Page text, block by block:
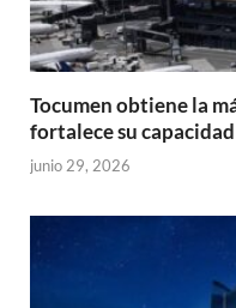
Tocumen obtiene la
fortalece su
junio 29, 2026